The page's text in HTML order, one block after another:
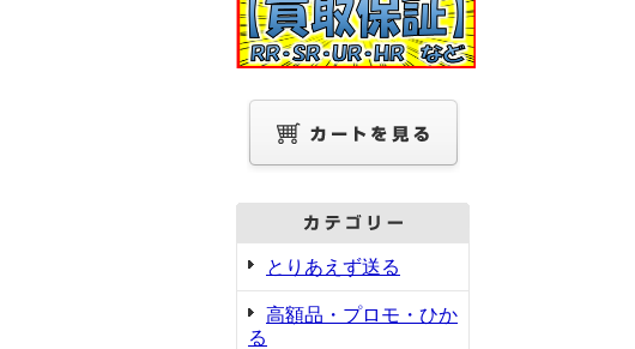
とりあえず送る
高額品・プロモ・ひか
る